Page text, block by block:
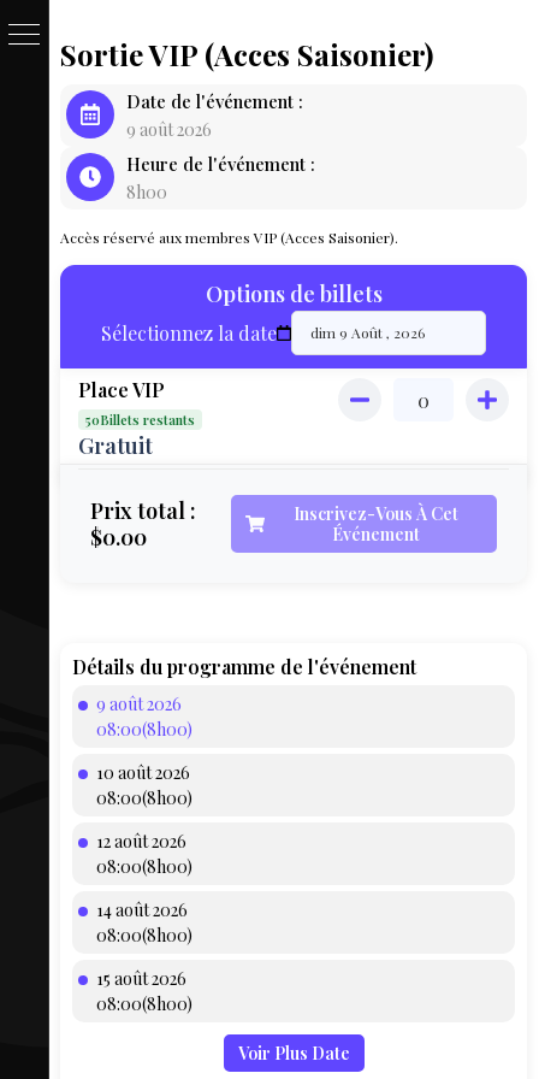
PASSE
BILLET
LIVE
MAP
MON
COMPTE
AEQ
Sortie VIP (Acces Saisonier)
Date de l'événement :
9 août 2026
Heure de l'événement :
8h00
Accès réservé aux membres VIP (Acces Saisonier).
Options de billets
Sélectionnez la date
Place VIP
50Billets restants
Gratuit
Prix total :
$0.00
Inscrivez-Vous À Cet
Événement
Détails du programme de l'événement
9 août 2026
08:00(8h00)
10 août 2026
08:00(8h00)
12 août 2026
08:00(8h00)
14 août 2026
08:00(8h00)
15 août 2026
08:00(8h00)
Voir Plus Date